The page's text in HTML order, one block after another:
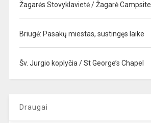
Žagarės Stovyklavietė / Žagarė Campsite
Briugė: Pasakų miestas, sustingęs laike
Šv. Jurgio koplyčia / St George’s Chapel
Draugai